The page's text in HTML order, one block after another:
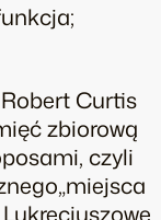
Curtis
zbiorową
czyli